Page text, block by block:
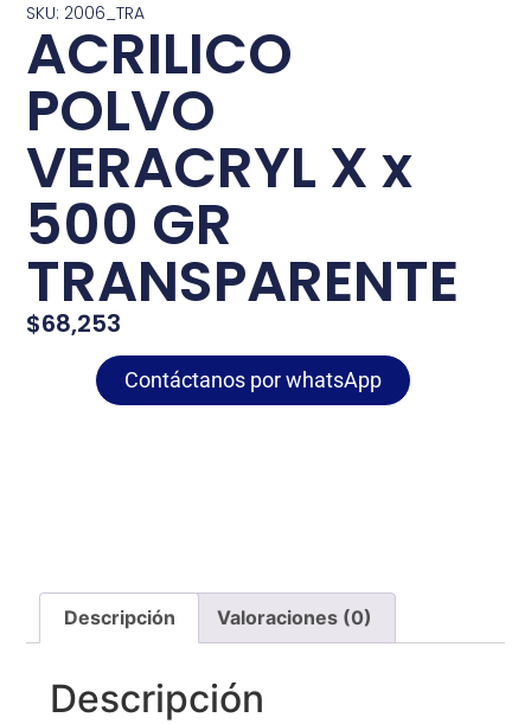
SKU: 2006_TRA
ACRILICO
POLVO
VERACRYL X x
500 GR
TRANSPARENTE
$68,253
Contáctanos por whatsApp
Descripción Valoraciones (0)
Descripción